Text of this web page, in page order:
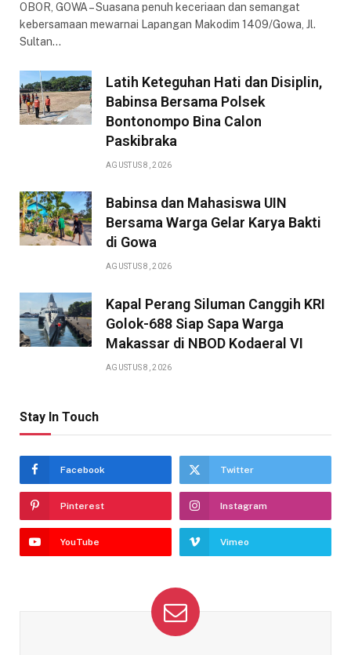
OBOR, GOWA – Suasana penuh keceriaan dan semangat
kebersamaan mewarnai Lapangan Makodim 1409/Gowa, Jl.
Sultan…
Latih Keteguhan Hati dan Disiplin,
Babinsa Bersama Polsek
Bontonompo Bina Calon
Paskibraka
AGUSTUS 8, 2026
Babinsa dan Mahasiswa UIN
Bersama Warga Gelar Karya Bakti
di Gowa
AGUSTUS 8, 2026
Kapal Perang Siluman Canggih KRI
Golok-688 Siap Sapa Warga
Makassar di NBOD Kodaeral VI
AGUSTUS 8, 2026
Stay In Touch
Facebook Twitter
Pinterest Instagram
YouTube Vimeo